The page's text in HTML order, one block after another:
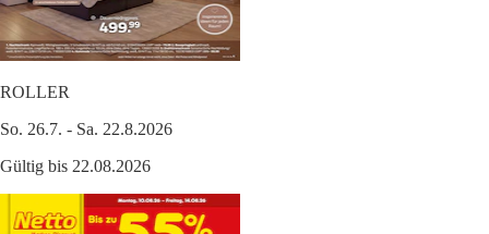
ROLLER
So. 26.7. - Sa. 22.8.2026
Gültig bis 22.08.2026